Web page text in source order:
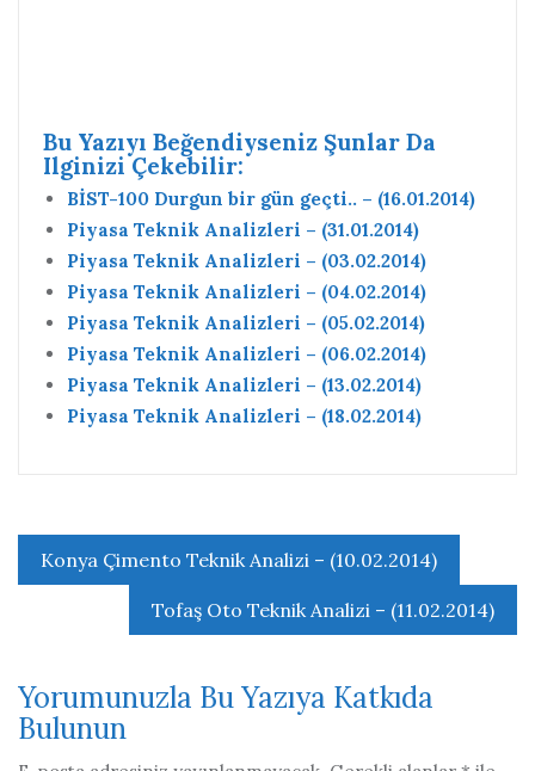
Bu Yazıyı Beğendiyseniz Şunlar Da
Ilginizi Çekebilir:
BİST-100 Durgun bir gün geçti.. – (16.01.2014)
Piyasa Teknik Analizleri – (31.01.2014)
Piyasa Teknik Analizleri – (03.02.2014)
Piyasa Teknik Analizleri – (04.02.2014)
Piyasa Teknik Analizleri – (05.02.2014)
Piyasa Teknik Analizleri – (06.02.2014)
Piyasa Teknik Analizleri – (13.02.2014)
Piyasa Teknik Analizleri – (18.02.2014)
Yazı
gezinmesi
Konya Çimento Teknik Analizi – (10.02.2014)
Tofaş Oto Teknik Analizi – (11.02.2014)
Yorumunuzla Bu Yazıya Katkıda
Bulunun